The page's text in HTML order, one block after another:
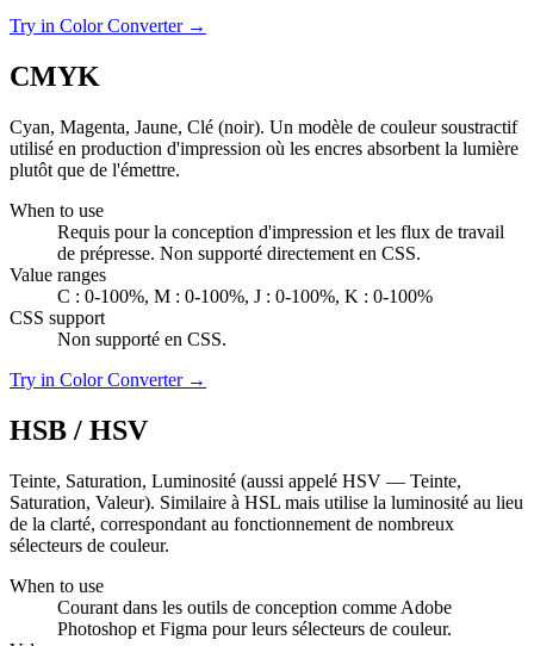
Try in Color Converter →
CMYK
Cyan, Magenta, Jaune, Clé (noir). Un modèle de couleur soustractif
utilisé en production d'impression où les encres absorbent la lumière
plutôt que de l'émettre.
When to use
Requis pour la conception d'impression et les flux de travail
de prépresse. Non supporté directement en CSS.
Value ranges
C : 0-100%, M : 0-100%, J : 0-100%, K : 0-100%
CSS support
Non supporté en CSS.
Try in Color Converter →
HSB / HSV
Teinte, Saturation, Luminosité (aussi appelé HSV — Teinte,
Saturation, Valeur). Similaire à HSL mais utilise la luminosité au lieu
de la clarté, correspondant au fonctionnement de nombreux
sélecteurs de couleur.
When to use
Courant dans les outils de conception comme Adobe
Photoshop et Figma pour leurs sélecteurs de couleur.